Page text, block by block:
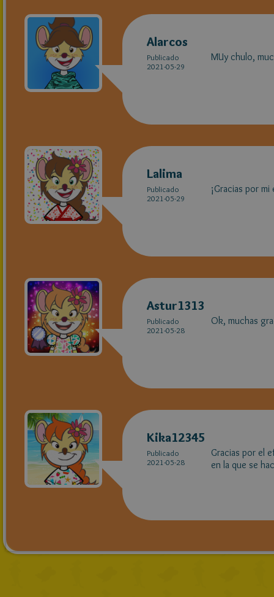
Alarcos
Publicado
2021-05-29
MUy chulo,
Lalima
Publicado
2021-05-29
¡Gracias por
Astur1313
Publicado
2021-05-28
Ok, muchas
Kika12345
Publicado
2021-05-28
Gracias por el
en la que se